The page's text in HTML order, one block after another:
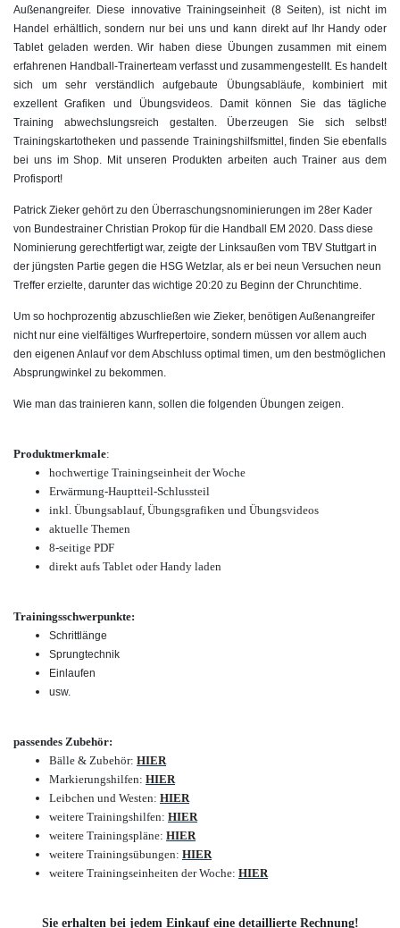
Außenangreifer. Diese innovative Trainingseinheit (8 Seiten), ist nicht im
Handel erhältlich, sondern nur bei uns und kann direkt auf Ihr Handy oder
Tablet geladen werden. Wir haben diese Übungen zusammen mit einem
erfahrenen Handball-Trainerteam verfasst und zusammengestellt. Es handelt
sich um sehr verständlich aufgebaute Übungsabläufe, kombiniert mit
exzellent Grafiken und Übungsvideos. Damit können Sie das tägliche
Training abwechslungsreich gestalten. Überzeugen Sie sich selbst!
Trainingskartotheken und passende Trainingshilfsmittel, finden Sie ebenfalls
bei uns im Shop. Mit unseren Produkten arbeiten auch Trainer aus dem
Profisport!
Patrick Zieker gehört zu den Überraschungsnominierungen im 28er Kader
von Bundestrainer Christian Prokop für die Handball EM 2020. Dass diese
Nominierung gerechtfertigt war, zeigte der Linksaußen vom TBV Stuttgart in
der jüngsten Partie gegen die HSG Wetzlar, als er bei neun Versuchen neun
Treffer erzielte, darunter das wichtige 20:20 zu Beginn der Chrunchtime.
Um so hochprozentig abzuschließen wie Zieker, benötigen Außenangreifer
nicht nur eine vielfältiges Wurfrepertoire, sondern müssen vor allem auch
den eigenen Anlauf vor dem Abschluss optimal timen, um den bestmöglichen
Absprungwinkel zu bekommen.
Wie man das trainieren kann, sollen die folgenden Übungen zeigen.
Produktmerkmale:
hochwertige Trainingseinheit der Woche
Erwärmung-Hauptteil-Schlussteil
inkl. Übungsablauf, Übungsgrafiken und Übungsvideos
aktuelle Themen
8-seitige PDF
direkt aufs Tablet oder Handy laden
Trainingsschwerpunkte:
Schrittlänge
Sprungtechnik
Einlaufen
usw.
passendes Zubehör:
Bälle & Zubehör: HIER
Markierungshilfen: HIER
Leibchen und Westen: HIER
weitere Trainingshilfen: HIER
weitere Trainingspläne: HIER
weitere Trainingsübungen: HIER
weitere Trainingseinheiten der Woche: HIER
Sie erhalten bei jedem Einkauf eine detaillierte Rechnung!